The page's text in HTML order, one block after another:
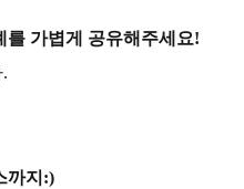
를 가볍게 공유해주세요!
까지:)